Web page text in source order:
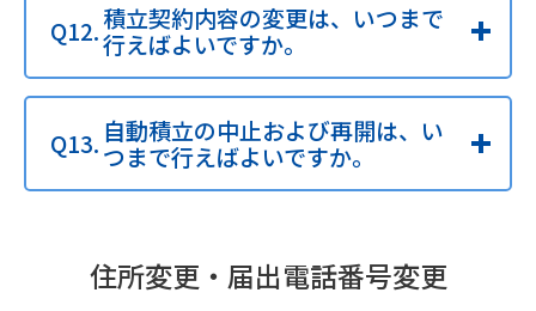
積立契約内容の変更は、いつまで
行えばよいですか。
自動積立の中止および再開は、い
つまで行えばよいですか。
住所変更・届出電話番号変更